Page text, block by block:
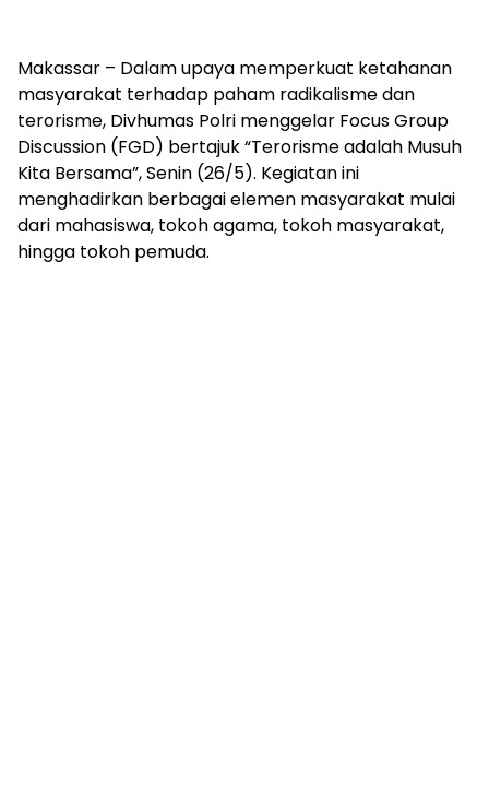
Makassar – Dalam upaya memperkuat ketahanan
masyarakat terhadap paham radikalisme dan
terorisme, Divhumas Polri menggelar Focus Group
Discussion (FGD) bertajuk “Terorisme adalah Musuh
Kita Bersama”, Senin (26/5). Kegiatan ini
menghadirkan berbagai elemen masyarakat mulai
dari mahasiswa, tokoh agama, tokoh masyarakat,
hingga tokoh pemuda.